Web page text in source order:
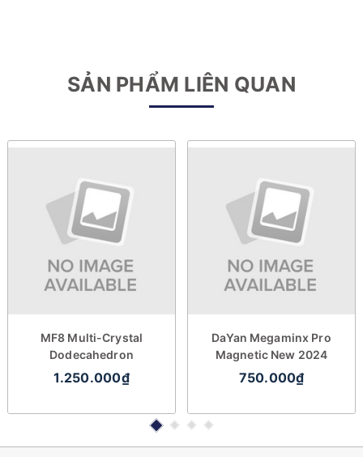
SẢN PHẨM LIÊN QUAN
MF8 Multi-Crystal
Dodecahedron
1.250.000₫
DaYan Megaminx Pro
Magnetic New 2024
750.000₫